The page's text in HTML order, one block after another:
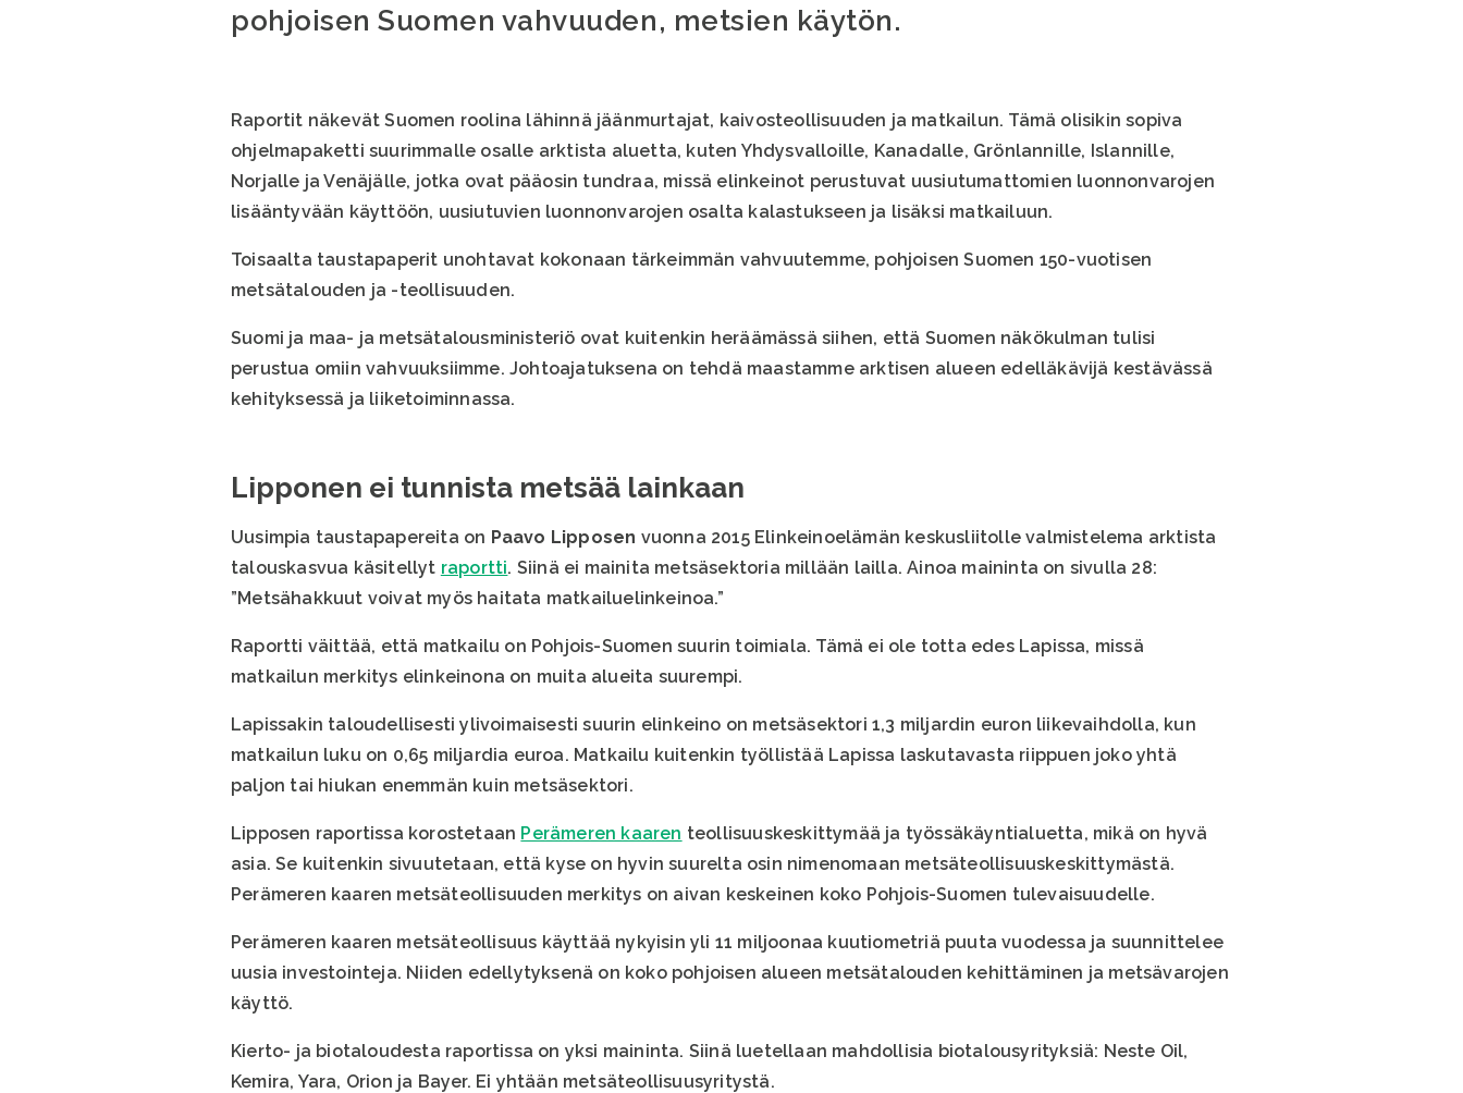
pohjoisen Suomen vahvuuden, metsien käytön.
Raportit näkevät Suomen roolina lähinnä jäänmurtajat, kaivosteollisuuden ja matkailun. Tämä olisikin sopiva
ohjelmapaketti suurimmalle osalle arktista aluetta, kuten Yhdysvalloille, Kanadalle, Grönlannille, Islannille,
Norjalle ja Venäjälle, jotka ovat pääosin tundraa, missä elinkeinot perustuvat uusiutumattomien luonnonvarojen
lisääntyvään käyttöön, uusiutuvien luonnonvarojen osalta kalastukseen ja lisäksi matkailuun.
Toisaalta taustapaperit unohtavat kokonaan tärkeimmän vahvuutemme, pohjoisen Suomen 150-vuotisen
metsätalouden ja -teollisuuden.
Suomi ja maa- ja metsätalousministeriö ovat kuitenkin heräämässä siihen, että Suomen näkökulman tulisi
perustua omiin vahvuuksiimme. Johtoajatuksena on tehdä maastamme arktisen alueen edelläkävijä kestävässä
kehityksessä ja liiketoiminnassa.
Lipponen ei tunnista metsää lainkaan
Uusimpia taustapapereita on Paavo Lipposen vuonna 2015 Elinkeinoelämän keskusliitolle valmistelema arktista
talouskasvua käsitellyt raportti. Siinä ei mainita metsäsektoria millään lailla. Ainoa maininta on sivulla 28:
”Metsähakkuut voivat myös haitata matkailuelinkeinoa.”
Raportti väittää, että matkailu on Pohjois-Suomen suurin toimiala. Tämä ei ole totta edes Lapissa, missä
matkailun merkitys elinkeinona on muita alueita suurempi.
Lapissakin taloudellisesti ylivoimaisesti suurin elinkeino on metsäsektori 1,3 miljardin euron liikevaihdolla, kun
matkailun luku on 0,65 miljardia euroa. Matkailu kuitenkin työllistää Lapissa laskutavasta riippuen joko yhtä
paljon tai hiukan enemmän kuin metsäsektori.
Lipposen raportissa korostetaan Perämeren kaaren teollisuuskeskittymää ja työssäkäyntialuetta, mikä on hyvä
asia. Se kuitenkin sivuutetaan, että kyse on hyvin suurelta osin nimenomaan metsäteollisuuskeskittymästä.
Perämeren kaaren metsäteollisuuden merkitys on aivan keskeinen koko Pohjois-Suomen tulevaisuudelle.
Perämeren kaaren metsäteollisuus käyttää nykyisin yli 11 miljoonaa kuutiometriä puuta vuodessa ja suunnittelee
uusia investointeja. Niiden edellytyksenä on koko pohjoisen alueen metsätalouden kehittäminen ja metsävarojen
käyttö.
Kierto- ja biotaloudesta raportissa on yksi maininta. Siinä luetellaan mahdollisia biotalousyrityksiä: Neste Oil,
Kemira, Yara, Orion ja Bayer. Ei yhtään metsäteollisuusyritystä.